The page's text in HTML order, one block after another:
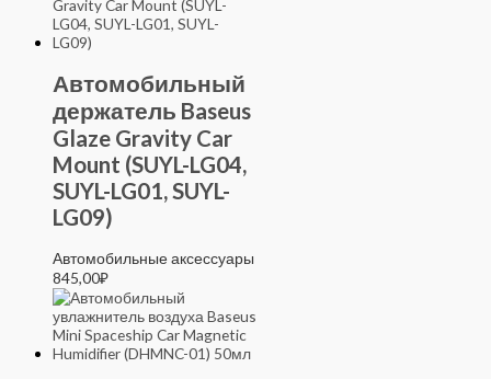
Автомобильный
держатель Baseus
Glaze Gravity Car
Mount (SUYL-LG04,
SUYL-LG01, SUYL-
LG09)
Автомобильные аксессуары
845,00₽